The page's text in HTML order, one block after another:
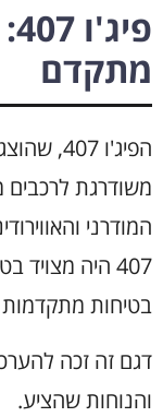
מתקדם
משודרגת לרכבים
המודרני
407 היה
בטיחות מתקדמות
דגם זה זכה
והנוחות שהציע.